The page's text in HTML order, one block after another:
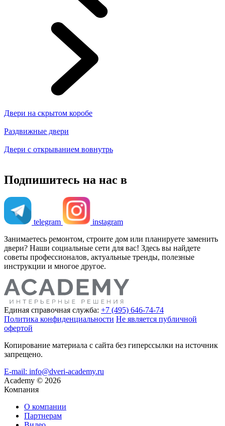
Двери на скрытом коробе
Раздвижные двери
Двери с открыванием вовнутрь
Подпишитесь на нас в
telegram
instagram
Занимаетесь ремонтом, строите дом или планируете заменить
двери? Наши социальные сети для вас! Здесь вы найдете
советы профессионалов, актуальные тренды, полезные
инструкции и многое другое.
Единая справочная служба: +7 (495) 646-74-74
Политика конфиденциальности Не является публичной
офертой
Копирование материала с сайта без гиперссылки на источник
запрещено.
E-mail: info@dveri-academy.ru
Academy © 2026
Компания
О компании
Партнерам